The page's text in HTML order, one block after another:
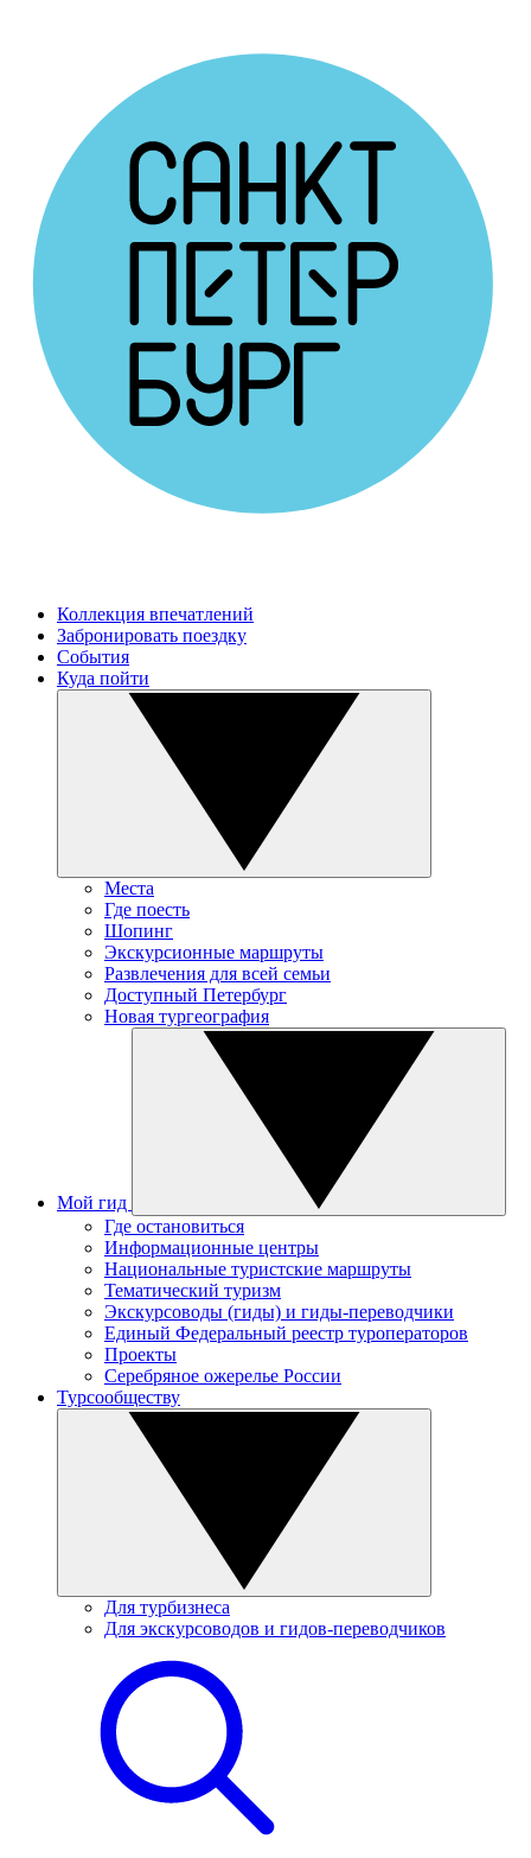
Коллекция впечатлений
Забронировать поездку
События
Куда пойти
Места
Где поесть
Шопинг
Экскурсионные маршруты
Развлечения для всей семьи
Доступный Петербург
Новая тургеография
Мой гид
Где остановиться
Информационные центры
Национальные туристские маршруты
Тематический туризм
Экскурсоводы (гиды) и гиды-переводчики
Единый Федеральный реестр туроператоров
Проекты
Серебряное ожерелье России
Турсообществу
Для турбизнеса
Для экскурсоводов и гидов-переводчиков